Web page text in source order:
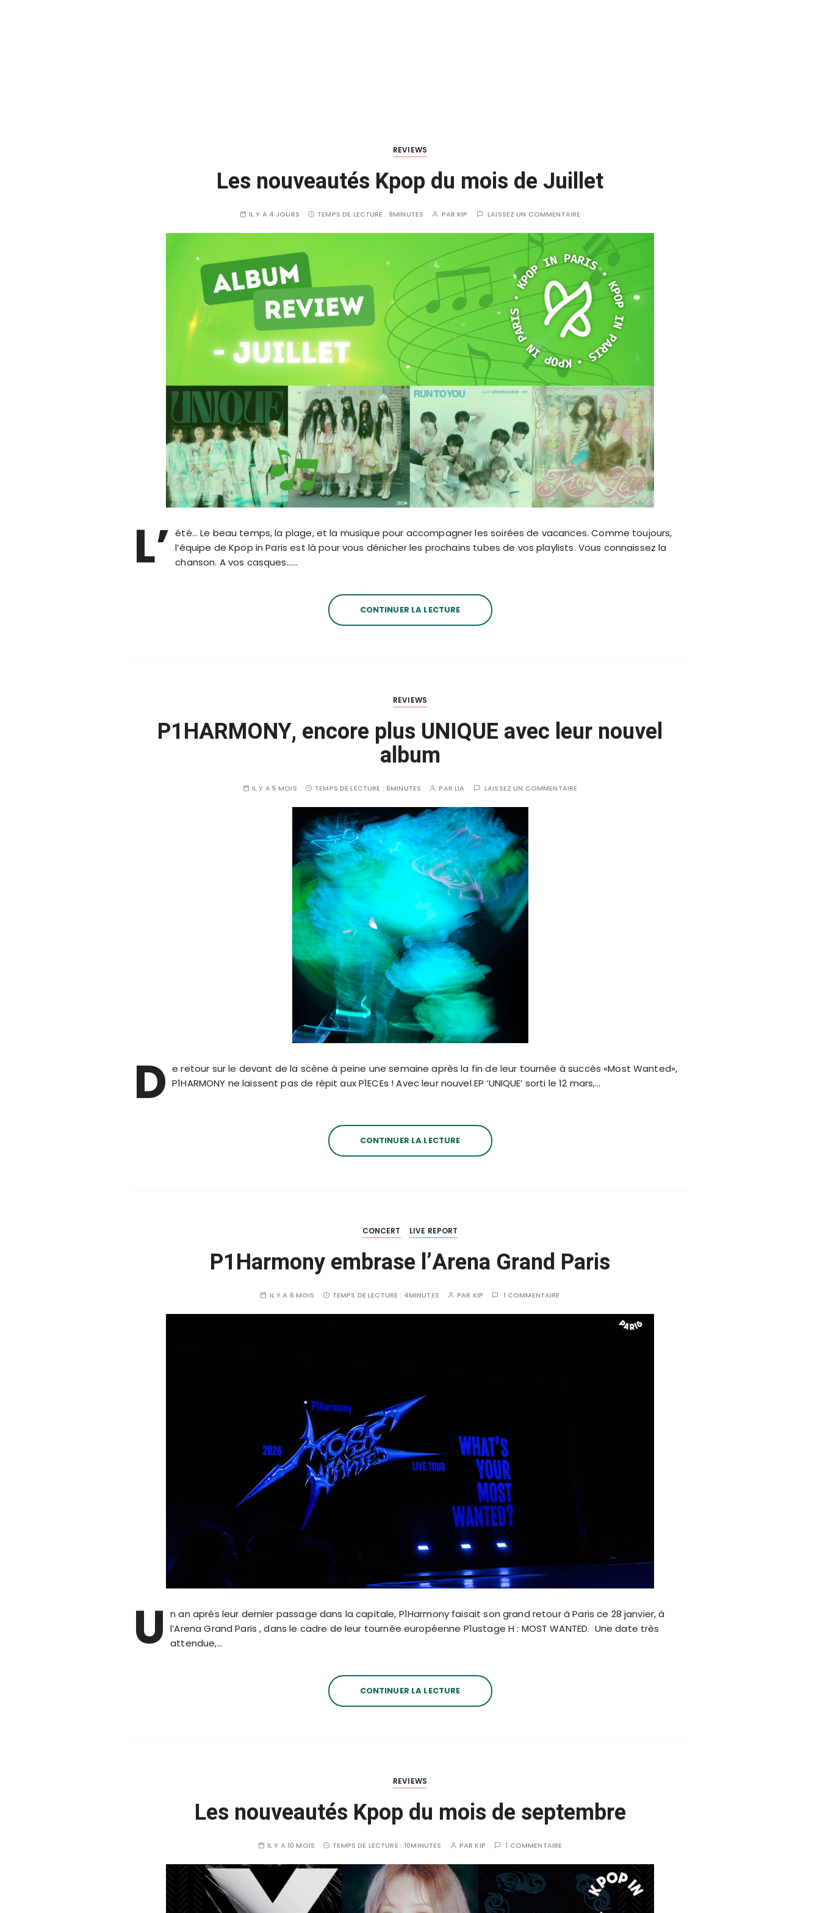
REVIEWS
Les nouveautés Kpop du mois de Juillet
IL Y A 4 JOURS TEMPS DE LECTURE : 9MINUTES PARKIP LAISSEZ UN COMMENTAIRE
L’ été… Le beau temps, la plage, et la musique pour accompagner les soirées de vacances. Comme toujours,
l’équipe de Kpop in Paris est là pour vous dénicher les prochains tubes de vos playlists. Vous connaissez la
chanson. A vos casques……
CONTINUER LA LECTURE
REVIEWS
P1HARMONY, encore plus UNIQUE avec leur nouvel
album
IL Y A 5 MOIS TEMPS DE LECTURE : 6MINUTES PARLIA LAISSEZ UN COMMENTAIRE
D e retour sur le devant de la scène à peine une semaine après la fin de leur tournée à succès «Most Wanted»,
P1HARMONY ne laissent pas de répit aux P1ECEs ! Avec leur nouvel EP ‘UNIQUE’ sorti le 12 mars,…
CONTINUER LA LECTURE
CONCERT LIVE REPORT
P1Harmony embrase l’Arena Grand Paris
IL Y A 6 MOIS TEMPS DE LECTURE : 4MINUTES PAR KIP 1 COMMENTAIRE
U n an après leur dernier passage dans la capitale, P1Harmony faisait son grand retour à Paris ce 28 janvier, à
l’Arena Grand Paris , dans le cadre de leur tournée européenne P1ustage H : MOST WANTED. Une date très
attendue,…
CONTINUER LA LECTURE
REVIEWS
Les nouveautés Kpop du mois de septembre
IL Y A 10 MOIS TEMPS DE LECTURE :10MINUTES PARKIP 1 COMMENTAIRE